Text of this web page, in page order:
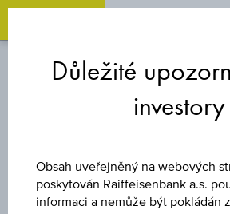
Quicklinks
TURBO
LONG
Důležité
investory
Obsah uveřejněný na webových
poskytován Raiffeisenbank a.s.
informaci a nemůže být pokládán